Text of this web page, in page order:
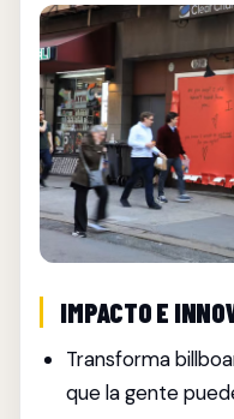
IMPACTO E
Transforma
que la gente